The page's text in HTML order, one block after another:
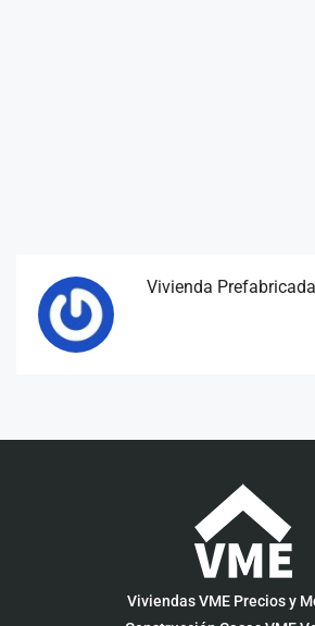
Vivienda Prefabricada
Viviendas VME Precios y